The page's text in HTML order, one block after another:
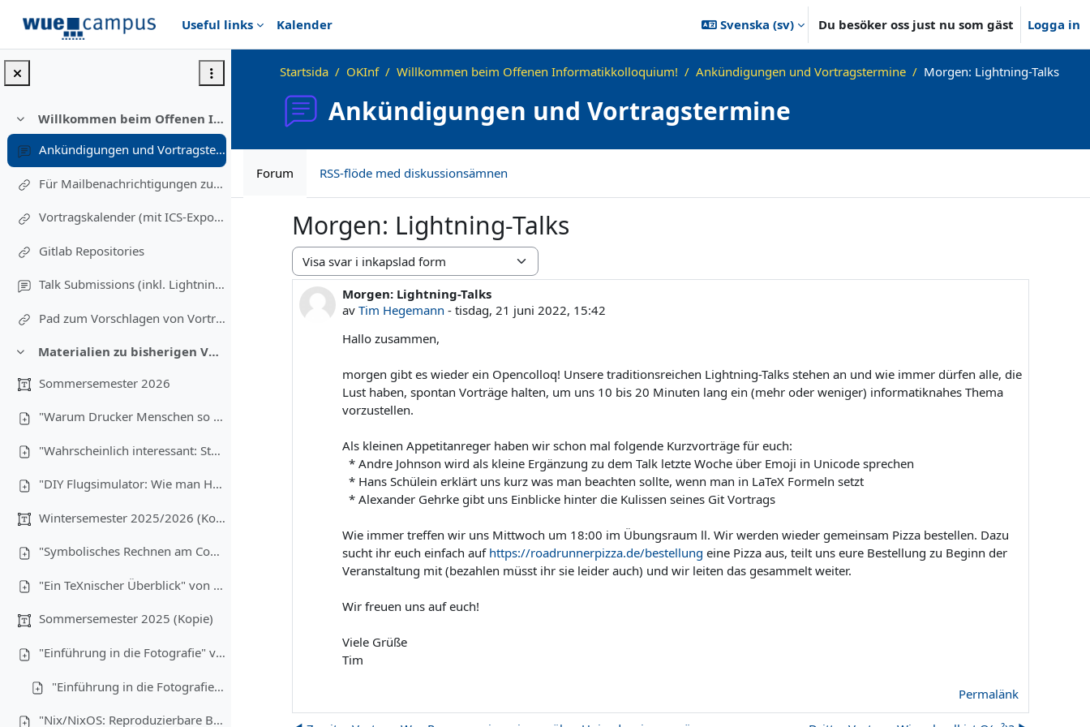
Useful links
Kalender Svenska ‎(sv)‎ Du besöker oss just nu som gäst Logga in
Fäll ihop
Willkommen beim Offenen Informatikkolloquium!
Ankündigungen und Vortragstermine
Für Mailbenachrichtigungen zu Vorträgen eintragen (Einschreibung in diesen Kurs)
Vortragskalender (mit ICS-Export)
Gitlab Repositories
Talk Submissions (inkl. Lightning Talks)
Pad zum Vorschlagen von Vortragsthemen und freiwillig Melden
Fäll ihop
Materialien zu bisherigen Vorträgen
Sommersemester 2026
"Warum Drucker Menschen so sehr hassen" von Christoph Brehm (08.07.2026)
"Wahrscheinlich interessant: Statistik für Informatiker:innen" von Anton Ehrmanntraut (17.06.2026)
"DIY Flugsimulator: Wie man Hardware günstig bauen kann" von Lukas Wiener, Maximilian Laumen und Yannick Buchen (03.06.2026)
Wintersemester 2025/2026 (Kopie)
"Symbolisches Rechnen am Computer" von Christoph Brehm (17.12.2025)
"Ein TeXnischer Überblick" von Anton Ehrmanntraut (10.12.2025)
Sommersemester 2025 (Kopie)
"Einführung in die Fotografie" von Tim Hegemann und Alexander Gehrke (16.07.2025) - Teil 1
"Einführung in die Fotografie" - Teil 2
"Nix/NixOS: Reproduzierbare Builds, Funktionale Packages" von Robin Finkelmann (21.05.2025)
Startsida OKInf Willkommen beim Offenen Informatikkolloquium! Ankündigungen und Vortragstermine Morgen: Lightning-Talks
Ankündigungen und Vortragstermine
Forum RSS-flöde med diskussionsämnen
Morgen: Lightning-Talks
Visningsläge
Morgen: Lightning-Talks
av Tim Hegemann - tisdag, 21 juni 2022, 15:42
Antal svar: 0
Hallo zusammen,
morgen gibt es wieder ein Opencolloq! Unsere traditionsreichen Lightning-Talks stehen an und wie immer dürfen alle, die
Lust haben, spontan Vorträge halten, um uns 10 bis 20 Minuten lang ein (mehr oder weniger) informatiknahes Thema
vorzustellen.
Als kleinen Appetitanreger haben wir schon mal folgende Kurzvorträge für euch:
* Andre Johnson wird als kleine Ergänzung zu dem Talk letzte Woche über Emoji in Unicode sprechen
* Hans Schülein erklärt uns kurz was man beachten sollte, wenn man in LaTeX Formeln setzt
* Alexander Gehrke gibt uns Einblicke hinter die Kulissen seines Git Vortrags
Wie immer treffen wir uns Mittwoch um 18:00 im Übungsraum Ⅱ. Wir werden wieder gemeinsam Pizza bestellen. Dazu
sucht ihr euch einfach auf https://roadrunnerpizza.de/bestellung eine Pizza aus, teilt uns eure Bestellung zu Beginn der
Veranstaltung mit (bezahlen müsst ihr sie leider auch) und wir leiten das gesammelt weiter.
Wir freuen uns auf euch!
Viele Grüße
Tim
Permalänk